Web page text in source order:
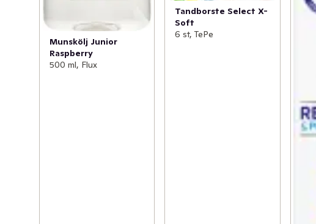
Munskölj Junior
Raspberry
500 ml, Flux
Tandborste Select X-
Soft
6 st, TePe